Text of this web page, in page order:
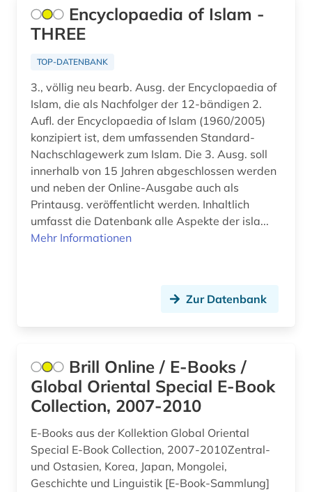
Encyclopaedia of Islam -
THREE
TOP-DATENBANK
3., völlig neu bearb. Ausg. der Encyclopaedia of
Islam, die als Nachfolger der 12-bändigen 2.
Aufl. der Encyclopaedia of Islam (1960/2005)
konzipiert ist, dem umfassenden Standard-
Nachschlagewerk zum Islam. Die 3. Ausg. soll
innerhalb von 15 Jahren abgeschlossen werden
und neben der Online-Ausgabe auch als
Printausg. veröffentlicht werden. Inhaltlich
umfasst die Datenbank alle Aspekte der isla...
Mehr Informationen
Zur Datenbank
Brill Online / E-Books /
Global Oriental Special E-Book
Collection, 2007-2010
E-Books aus der Kollektion Global Oriental
Special E-Book Collection, 2007-2010Zentral-
und Ostasien, Korea, Japan, Mongolei,
Geschichte und Linguistik [E-Book-Sammlung]